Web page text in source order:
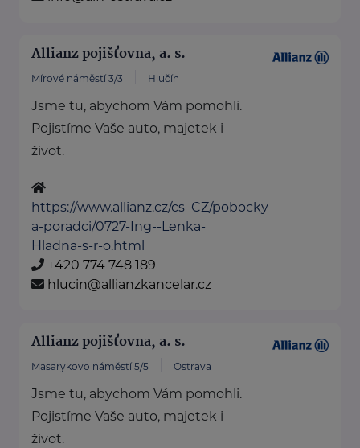
Allianz pojišťovna, a. s.
Mírové náměstí 3/3 Hlučín
Jsme tu, abychom Vám pomohli.
Pojistíme Vaše auto, majetek i
život.
https://www.allianz.cz/cs_CZ/pobocky-
a-poradci/0727-Ing--Lenka-
Hladna-s-r-o.html
+420 774 748 189
hlucin@allianzkancelar.cz
Allianz pojišťovna, a. s.
Masarykovo náměstí 5/5 Ostrava
Jsme tu, abychom Vám pomohli.
Pojistíme Vaše auto, majetek i
život.